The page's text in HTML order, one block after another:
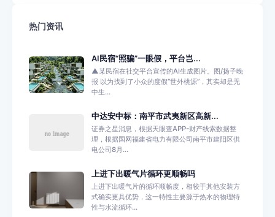
热门资讯
AI民宿“照骗”一眼假，平台岂...
▲某民宿在社交平台宣传的AI生成图片。图/扬子晚
报 以为找到了小众的度假“世外桃源”，其实却是无
中生...
中达安中标：南平市武夷新区高新...
证券之星消息，根据天眼查APP-财产线索数据整
理，根据国网福建省电力有限公司南平市建阳区供
电公司8月...
上进下出暖气片循环更顺畅吗
上进下出暖气片的循环顺畅度，相较于其他安装方
式确实更具优势，这一特性主要源于热水的物理特
性与水流循环...